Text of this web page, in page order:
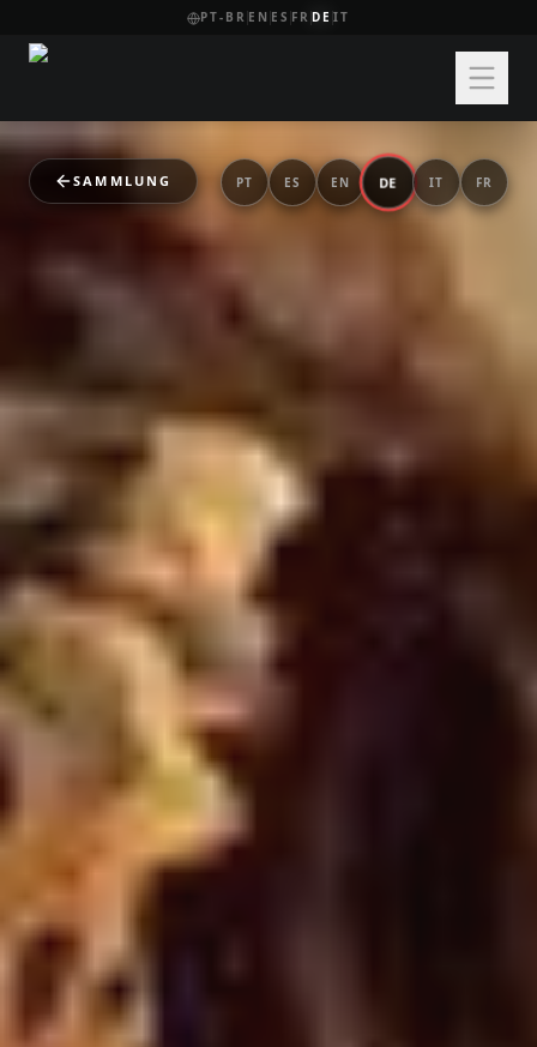
PT-BR EN ES FR DE IT
SAMMLUNG PT ES EN DE IT FR